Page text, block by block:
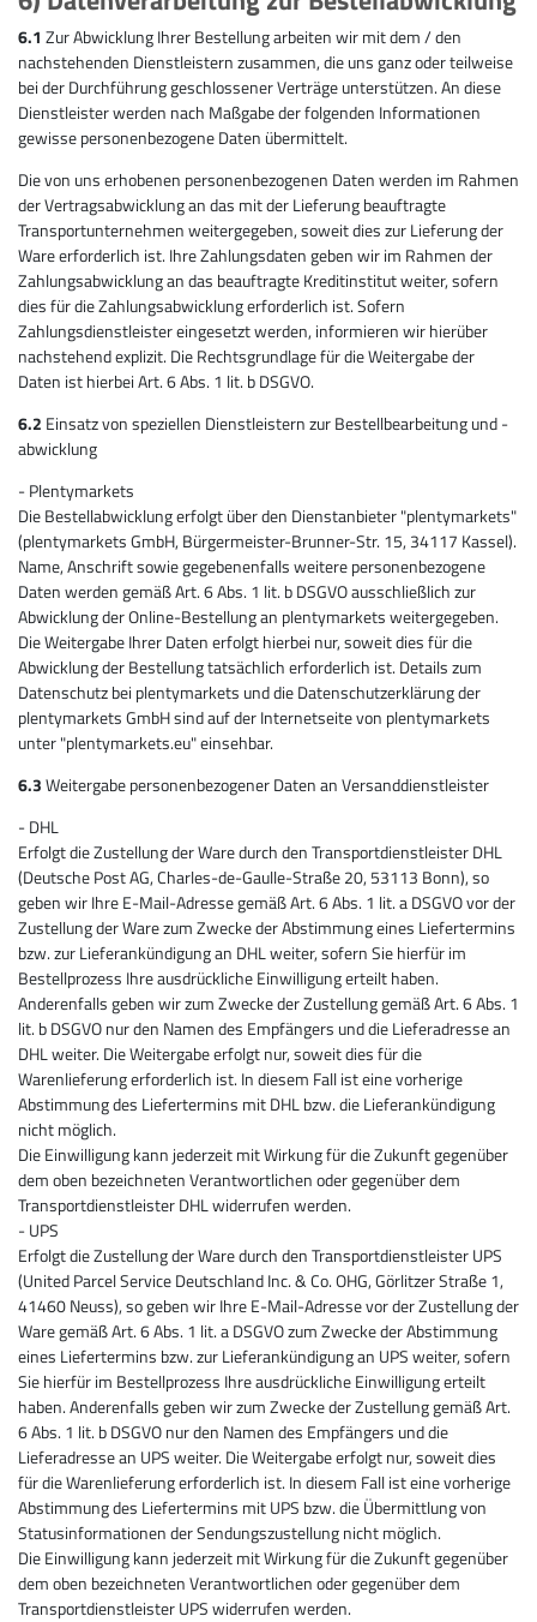
6.1 Zur Abwicklung Ihrer Bestellung arbeiten wir mit dem / den
nachstehenden Dienstleistern zusammen, die uns ganz oder teilweise
bei der Durchführung geschlossener Verträge unterstützen. An diese
Dienstleister werden nach Maßgabe der folgenden Informationen
gewisse personenbezogene Daten übermittelt.
Die von uns erhobenen personenbezogenen Daten werden im Rahmen
der Vertragsabwicklung an das mit der Lieferung beauftragte
Transportunternehmen weitergegeben, soweit dies zur Lieferung der
Ware erforderlich ist. Ihre Zahlungsdaten geben wir im Rahmen der
Zahlungsabwicklung an das beauftragte Kreditinstitut weiter, sofern
dies für die Zahlungsabwicklung erforderlich ist. Sofern
Zahlungsdienstleister eingesetzt werden, informieren wir hierüber
nachstehend explizit. Die Rechtsgrundlage für die Weitergabe der
Daten ist hierbei Art. 6 Abs. 1 lit. b DSGVO.
6.2 Einsatz von speziellen Dienstleistern zur Bestellbearbeitung und -
abwicklung
- Plentymarkets
Die Bestellabwicklung erfolgt über den Dienstanbieter "plentymarkets"
(plentymarkets GmbH, Bürgermeister-Brunner-Str. 15, 34117 Kassel).
Name, Anschrift sowie gegebenenfalls weitere personenbezogene
Daten werden gemäß Art. 6 Abs. 1 lit. b DSGVO ausschließlich zur
Abwicklung der Online-Bestellung an plentymarkets weitergegeben.
Die Weitergabe Ihrer Daten erfolgt hierbei nur, soweit dies für die
Abwicklung der Bestellung tatsächlich erforderlich ist. Details zum
Datenschutz bei plentymarkets und die Datenschutzerklärung der
plentymarkets GmbH sind auf der Internetseite von plentymarkets
unter "plentymarkets.eu" einsehbar.
6.3Weitergabe personenbezogener Daten an Versanddienstleister
- DHL
Erfolgt die Zustellung der Ware durch den Transportdienstleister DHL
(Deutsche Post AG, Charles-de-Gaulle-Straße 20, 53113 Bonn), so
geben wir Ihre E-Mail-Adresse gemäß Art. 6 Abs. 1 lit. a DSGVO vor der
Zustellung der Ware zum Zwecke der Abstimmung eines Liefertermins
bzw. zur Lieferankündigung an DHL weiter, sofern Sie hierfür im
Bestellprozess Ihre ausdrückliche Einwilligung erteilt haben.
Anderenfalls geben wir zum Zwecke der Zustellung gemäß Art. 6 Abs. 1
lit. b DSGVO nur den Namen des Empfängers und die Lieferadresse an
DHL weiter. Die Weitergabe erfolgt nur, soweit dies für die
Warenlieferung erforderlich ist. In diesem Fall ist eine vorherige
Abstimmung des Liefertermins mit DHL bzw. die Lieferankündigung
nicht möglich.
Die Einwilligung kann jederzeit mit Wirkung für die Zukunft gegenüber
dem oben bezeichneten Verantwortlichen oder gegenüber dem
Transportdienstleister DHL widerrufen werden.
- UPS
Erfolgt die Zustellung der Ware durch den Transportdienstleister UPS
(United Parcel Service Deutschland Inc. & Co. OHG, Görlitzer Straße 1,
41460 Neuss), so geben wir Ihre E-Mail-Adresse vor der Zustellung der
Ware gemäß Art. 6 Abs. 1 lit. a DSGVO zum Zwecke der Abstimmung
eines Liefertermins bzw. zur Lieferankündigung an UPS weiter, sofern
Sie hierfür im Bestellprozess Ihre ausdrückliche Einwilligung erteilt
haben. Anderenfalls geben wir zum Zwecke der Zustellung gemäß Art.
6 Abs. 1 lit. b DSGVO nur den Namen des Empfängers und die
Lieferadresse an UPS weiter. Die Weitergabe erfolgt nur, soweit dies
für die Warenlieferung erforderlich ist. In diesem Fall ist eine vorherige
Abstimmung des Liefertermins mit UPS bzw. die Übermittlung von
Statusinformationen der Sendungszustellung nicht möglich.
Die Einwilligung kann jederzeit mit Wirkung für die Zukunft gegenüber
dem oben bezeichneten Verantwortlichen oder gegenüber dem
Transportdienstleister UPS widerrufen werden.